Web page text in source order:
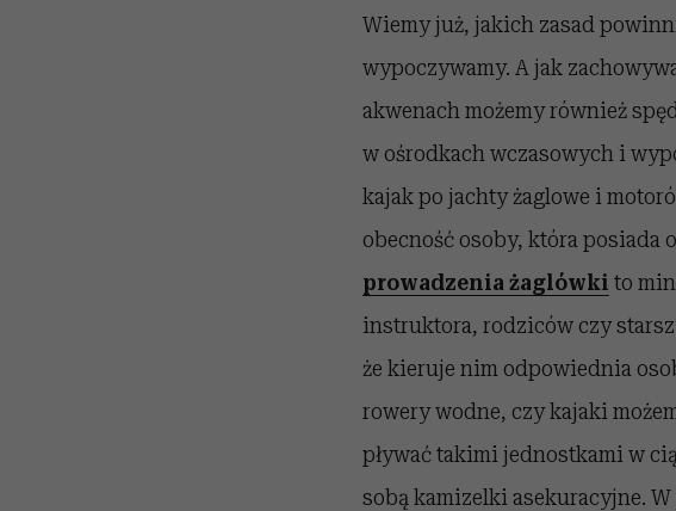
Wiemy już, jakich zasad
wypoczywamy. A jak
akwenach możemy również
w ośrodkach wczasowych i
kajak po jachty żaglowe i
obecność osoby, która
prowadzenia żaglówki to
instruktora, rodziców czy
że kieruje nim odpowiednia
rowery wodne, czy kajaki
pływać takimi jednostkami w
sobą kamizelki asekuracyjne.